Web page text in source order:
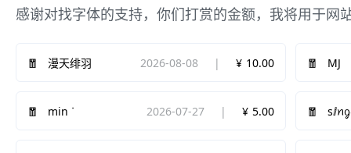
感谢对找字体的支持，你们打赏的金额，我将用于网
漫天绯羽 2026-08-08 10.00 MJ
min ᐝ 2026-07-27 5.00